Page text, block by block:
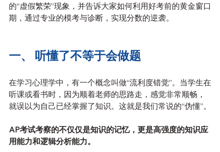
的“虚假繁荣”现象，并告诉大家如何利用好考前的黄金窗口
期，通过专业的模考与诊断，实现分数的逆袭。
一、 听懂了不等于会做题
在学习心理学中，有一个概念叫做“流利度错觉”。当学生在
听课或看书时，因为顺着老师的思路走，感觉非常顺畅，
就误以为自己已经掌握了知识。这就是我们常说的“伪懂”。
AP考试考察的不仅仅是知识的记忆，更是高强度的知识应
用能力和逻辑分析能力。